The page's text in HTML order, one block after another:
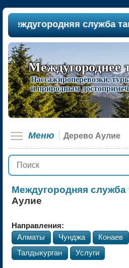
служба
Междугороднее
Пассажироперевозки,
и природным
Меню Дерево Аулие
Междугородняя служба
Аулие
Направления:
Алматы
Чунджа Конаев
Талдыкурган
Услуги